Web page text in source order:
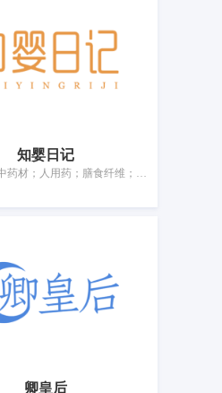
知婴日记
中药成药；中药材；人用药；膳食纤维；补药；医用营养品；婴儿奶粉；婴儿食品
卿皇后